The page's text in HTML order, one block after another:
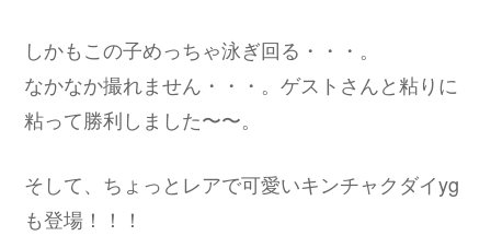
しかもこの子めっちゃ泳ぎ回る・・・。
なかなか撮れません・・・。ゲストさんと粘りに
粘って勝利しました〜〜。
そして、ちょっとレアで可愛いキンチャクダイyg
も登場！！！